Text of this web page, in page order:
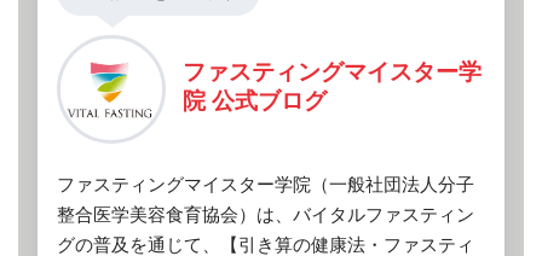
ファスティングマイスター学
院 公式ブログ
ファスティングマイスター学院（一般社団法人分子
整合医学美容食育協会）は、バイタルファスティン
グの普及を通じて、【引き算の健康法・ファスティ